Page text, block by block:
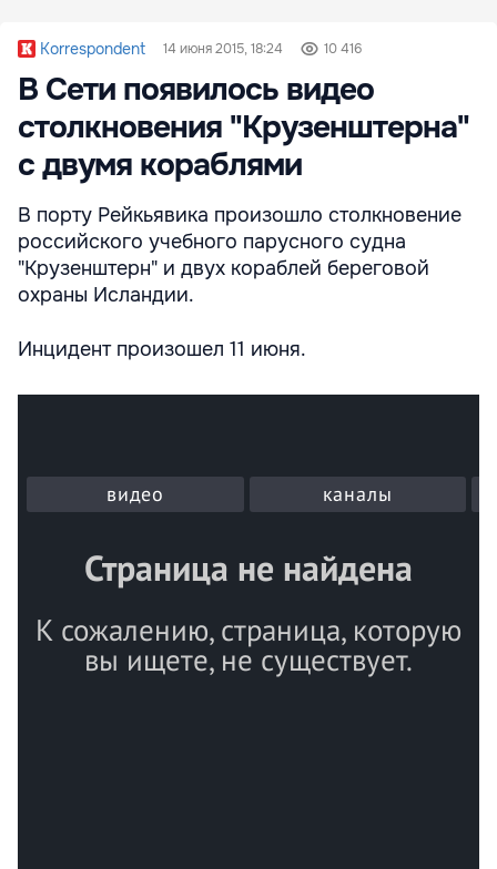
Korrespondent 14 июня 2015, 18:24 10 416
В Сети появилось видео
столкновения "Крузенштерна"
с двумя кораблями
В порту Рейкьявика произошло столкновение
российского учебного парусного судна
"Крузенштерн" и двух кораблей береговой
охраны Исландии.
Инцидент произошел 11 июня.